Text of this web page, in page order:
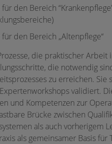
den Bereich
den Bereich „Altenpflege“
die praktischer
die notwendig
zu erreichen. Sie
validiert.
und Kompetenzen zur
Brücke zwischen
als auch vorherigem
als gemeinsamer Basis für